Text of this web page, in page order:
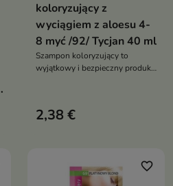
koloryzujący z
wyciągiem z aloesu 4-
8 myć /92/ Tycjan 40 ml
Szampon koloryzujący to
wyjątkowy i bezpieczny produkt
2,38 €
favorite_border